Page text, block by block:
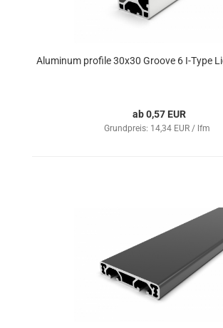
Aluminum profile 30x30 Groove 6 I-Type
ab 0,57 EUR
Grundpreis: 14,34 EUR / lfm